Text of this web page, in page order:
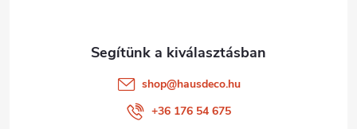
shop@hausdeco.hu
+36 176 54 675